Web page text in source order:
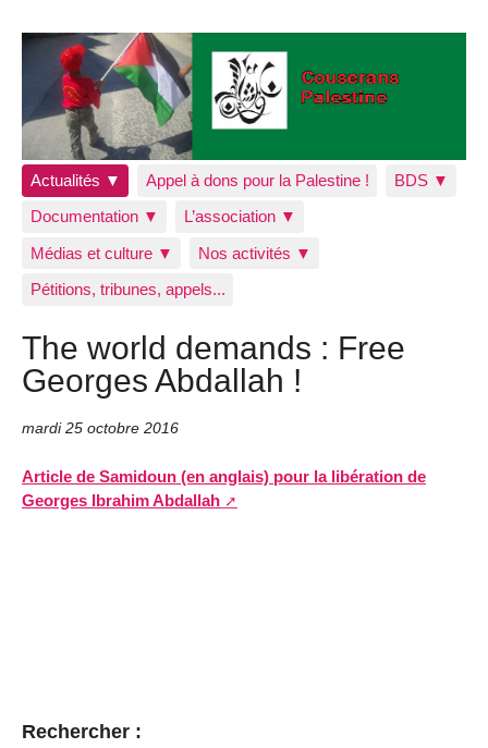
Actualités ▼ Appel à dons pour la Palestine !
BDS ▼
Documentation ▼
L’association ▼
Médias et culture ▼
Nos activités ▼
Pétitions, tribunes, appels...
The world demands : Free
Georges Abdallah !
mardi 25 octobre 2016
Article de Samidoun (en anglais) pour la libération de
Georges Ibrahim Abdallah
Rechercher :